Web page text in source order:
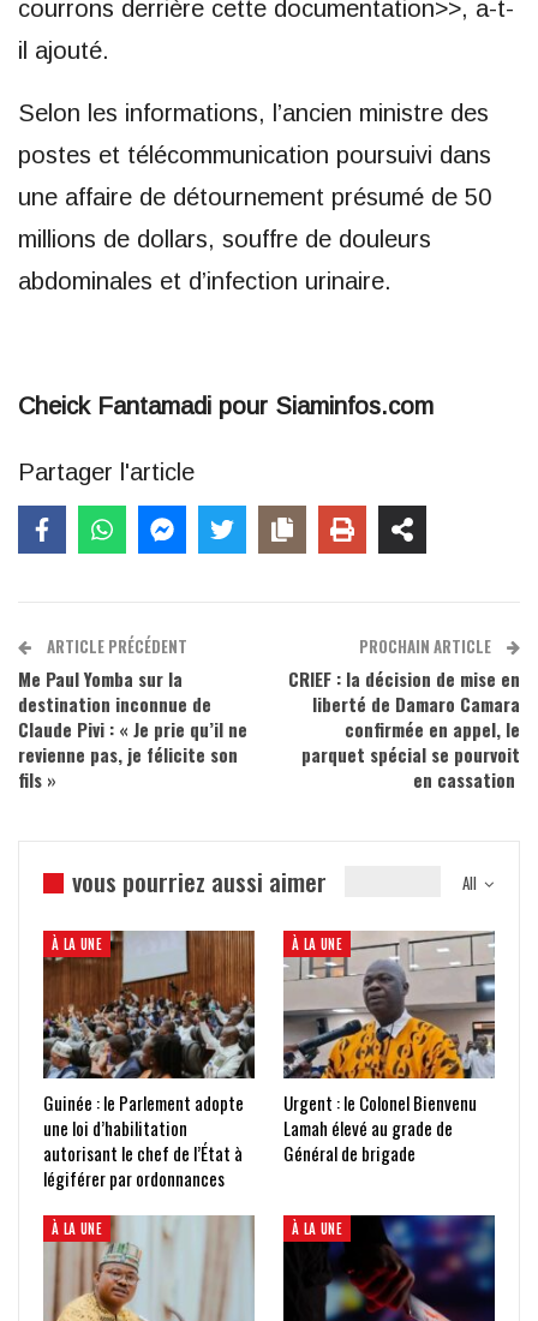
courrons derrière cette documentation>>, a-t-
il ajouté.
Selon les informations, l’ancien ministre des
postes et télécommunication poursuivi dans
une affaire de détournement présumé de 50
millions de dollars, souffre de douleurs
abdominales et d’infection urinaire.
Cheick Fantamadi pour Siaminfos.com
Partager l'article
ARTICLE PRÉCÉDENT
Me Paul Yomba sur la
destination inconnue de
Claude Pivi : « Je prie qu’il ne
revienne pas, je félicite son
fils »
PROCHAIN ARTICLE
CRIEF : la décision de mise en
liberté de Damaro Camara
confirmée en appel, le
parquet spécial se pourvoit
en cassation
All
vous pourriez aussi aimer
À LA UNE
Guinée : le Parlement adopte
une loi d’habilitation
autorisant le chef de l’État à
légiférer par ordonnances
À LA UNE
Urgent : le Colonel Bienvenu
Lamah élevé au grade de
Général de brigade
À LA UNE À LA UNE